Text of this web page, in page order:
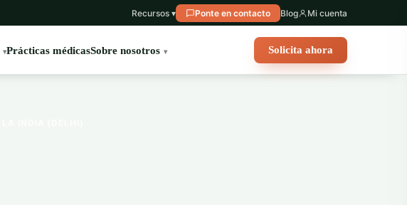
Recursos ▾ Ponte en contacto Blog Mi cuenta
Prácticas médicasSobre nosotros Solicita ahora